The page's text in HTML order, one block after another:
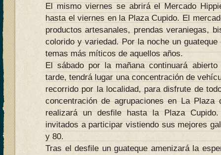
El mismo viernes se abrirá el Mercado
hasta el viernes en la Plaza Cupido. El
productos artesanales, prendas veraniegas,
colorido y variedad. Por la noche un
temas más míticos de aquellos años.
El sábado por la mañana continuará
tarde, tendrá lugar una concentración de
recorrido por la localidad, para disfrute de
concentración de agrupaciones en La
realizará un desfile hasta la Plaza
invitados a participar vistiendo sus mejores
y 80.
Tras el desfile un guateque amenizará la